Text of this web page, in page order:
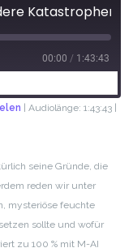
Katastrophen
00:00 / 1:43:43
Audiolänge: 1:43:43
seine Gründe, die
reden wir unter
mysteriöse feuchte
sollte und wofür
zu 100 % mit M-AI